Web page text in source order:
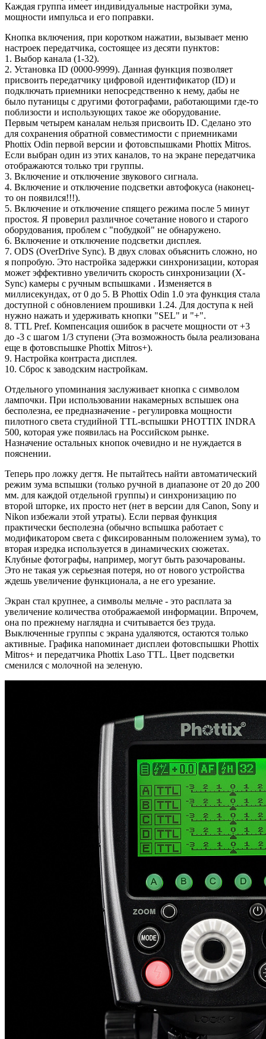
Каждая группа имеет индивидуальные настройки зума,
мощности импульса и его поправки.
Кнопка включения, при коротком нажатии, вызывает меню
настроек передатчика, состоящее из десяти пунктов:
1. Выбор канала (1-32).
2. Установка ID (0000-9999). Данная функция позволяет
присвоить передатчику цифровой идентификатор (ID) и
подключать приемники непосредственно к нему, дабы не
было путаницы с другими фотографами, работающими где-то
поблизости и использующих такое же оборудование.
Первым четырем каналам нельзя присвоить ID. Сделано это
для сохранения обратной совместимости с приемниками
Phottix Odin первой версии и фотовспышками Phottix Mitros.
Если выбран один из этих каналов, то на экране передатчика
отображаются только три группы.
3. Включение и отключение звукового сигнала.
4. Включение и отключение подсветки автофокуса (наконец-
то он появился!!!).
5. Включение и отключение спящего режима после 5 минут
простоя. Я проверил различное сочетание нового и старого
оборудования, проблем с "побудкой" не обнаружено.
6. Включение и отключение подсветки дисплея.
7. ODS (OverDrive Sync). В двух словах объяснить сложно, но
я попробую. Это настройка задержки синхронизации, которая
может эффективно увеличить скорость синхронизации (X-
Sync) камеры с ручным вспышками . Изменяется в
миллисекундах, от 0 до 5. В Phottix Odin 1.0 эта функция стала
доступной с обновлением прошивки 1.24. Для доступа к ней
нужно нажать и удерживать кнопки "SEL" и "+".
8. TTL Pref. Компенсация ошибок в расчете мощности от +3
до -3 с шагом 1/3 ступени (Эта возможность была реализована
еще в фотовспышке Phottix Mitros+).
9. Настройка контраста дисплея.
10. Сброс к заводским настройкам.
Отдельного упоминания заслуживает кнопка с символом
лампочки. При использовании накамерных вспышек она
бесполезна, ее предназначение - регулировка мощности
пилотного света студийной TTL-вспышки PHOTTIX INDRA
500, которая уже появилась на Российском рынке.
Назначение остальных кнопок очевидно и не нуждается в
пояснении.
Теперь про ложку дегтя. Не пытайтесь найти автоматический
режим зума вспышки (только ручной в диапазоне от 20 до 200
мм. для каждой отдельной группы) и синхронизацию по
второй шторке, их просто нет (нет в версии для Canon, Sony и
Nikon избежали этой утраты). Если первая функция
практически бесполезна (обычно вспышка работает с
модификатором света с фиксированным положением зума), то
вторая изредка используется в динамических сюжетах.
Клубные фотографы, например, могут быть разочарованы.
Это не такая уж серьезная потеря, но от нового устройства
ждешь увеличение функционала, а не его урезание.
Экран стал крупнее, а символы мельче - это расплата за
увеличение количества отображаемой информации. Впрочем,
она по прежнему наглядна и считывается без труда.
Выключенные группы с экрана удаляются, остаются только
активные. Графика напоминает дисплеи фотовспышки Phottix
Mitros+ и передатчика Phottix Laso TTL. Цвет подсветки
сменился с молочной на зеленую.